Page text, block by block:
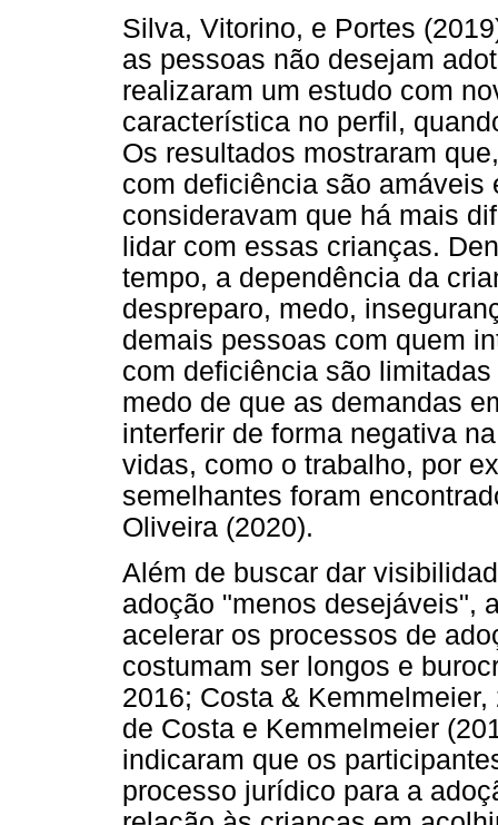
Silva, Vitorino, e Portes
as pessoas não desejam
realizaram um estudo com
característica no perfil,
Os resultados mostraram
com deficiência são amáveis
consideravam que há mais
lidar com essas crianças.
tempo, a dependência da
despreparo, medo,
demais pessoas com quem
com deficiência são
medo de que as demandas
interferir de forma negativa
vidas, como o trabalho, por
semelhantes foram
Oliveira (2020).
Além de buscar dar
adoção "menos desejáveis",
acelerar os processos de
costumam ser longos e
2016; Costa &
de Costa e Kemmelmeier
indicaram que os
processo jurídico para a